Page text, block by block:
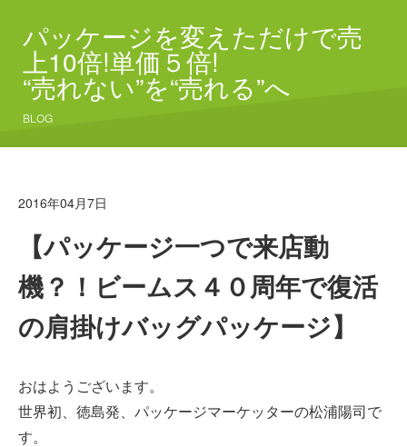
パッケージを変えただけで売
上10倍!単価５倍!
“売れない”を“売れる”へ
BLOG
2016年04月7日
【パッケージ一つで来店動
機？！ビームス４０周年で復活
の肩掛けバッグパッケージ】
おはようございます。
世界初、徳島発、パッケージマーケッターの松浦陽司で
す。